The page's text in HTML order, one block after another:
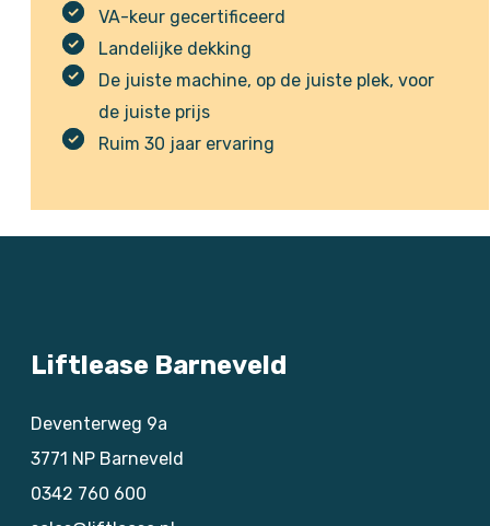
VA-keur gecertificeerd
Landelijke dekking
De juiste machine, op de juiste plek, voor
de juiste prijs
Ruim 30 jaar ervaring
Liftlease Barneveld
Deventerweg 9a
3771 NP Barneveld
0342 760 600